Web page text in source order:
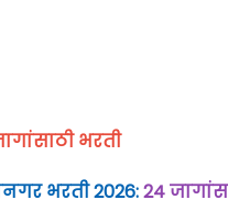
भरती
भरती 2026:24